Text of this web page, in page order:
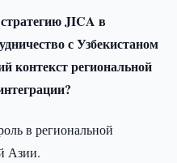
JICA в
с Узбекистаном
контекст региональной
в региональной
Азии.